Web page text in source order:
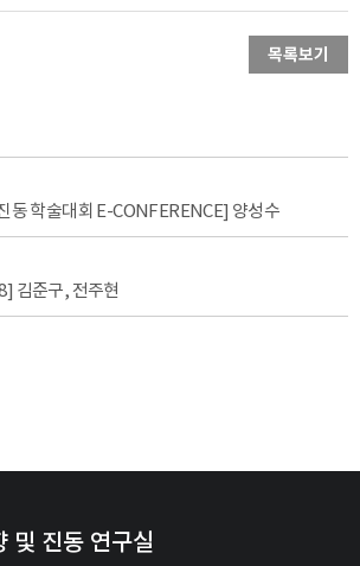
목록보기
동 학술대회 E-CONFERENCE] 양성수
김준구, 전주현
및 진동 연구실